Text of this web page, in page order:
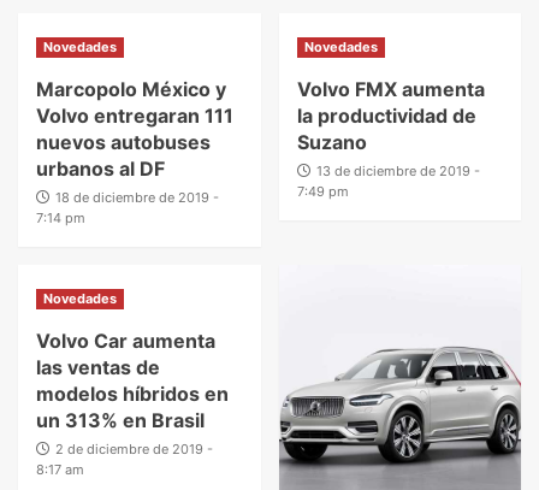
Novedades
Marcopolo México y
Volvo entregaran 111
nuevos autobuses
urbanos al DF
18 de diciembre de 2019 -
7:14 pm
Novedades
Volvo FMX aumenta
la productividad de
Suzano
13 de diciembre de 2019 -
7:49 pm
Novedades
Volvo Car aumenta
las ventas de
modelos híbridos en
un 313% en Brasil
2 de diciembre de 2019 -
8:17 am